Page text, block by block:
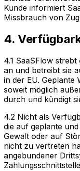
Kunde informiert
Missbrauch von
4.
4.1 SaaSFlow
an und betreibt sie
in der EU. Geplante
soweit möglich
durch und kündigt
4.2 Nicht als
die auf geplante
Gewalt oder auf
nicht zu vertreten
angebundener